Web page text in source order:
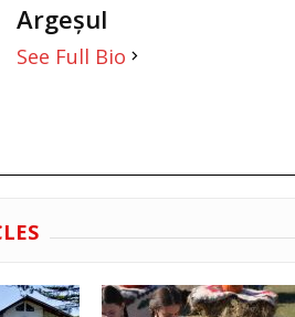
Argeşul
See Full Bio